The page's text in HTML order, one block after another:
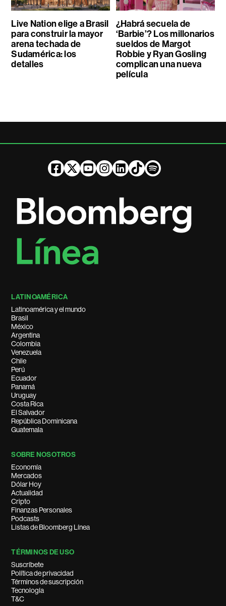
Live Nation elige a Brasil
para construir la mayor
arena techada de
Sudamérica: los
detalles
¿Habrá secuela de
‘Barbie’? Los millonarios
sueldos de Margot
Robbie y Ryan Gosling
complican una nueva
película
LATINOAMÉRICA
Latinoamérica y el mundo
Brasil
México
Argentina
Colombia
Venezuela
Chile
Perú
Ecuador
Panamá
Uruguay
Costa Rica
El Salvador
República Dominicana
Guatemala
SOBRE NOSOTROS
Economía
Mercados
Dólar Hoy
Actualidad
Cripto
Finanzas Personales
Podcasts
Listas de Bloomberg Línea
TÉRMINOS DE USO
Suscríbete
Política de privacidad
Términos de suscripción
Tecnología
T&C